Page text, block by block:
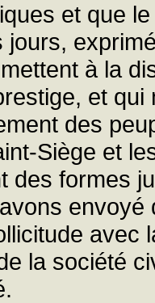
et que
à la
et
des
Siège et
des formes
avec
la société